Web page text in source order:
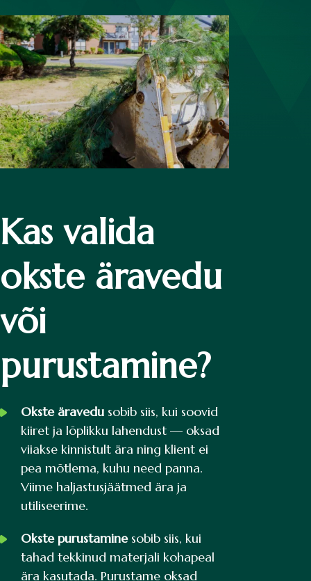
Kas valida
okste äravedu
või
purustamine?
Okste äravedu sobib siis, kui soovid
kiiret ja lõplikku lahendust — oksad
viiakse kinnistult ära ning klient ei
pea mõtlema, kuhu need panna.
Viime haljastusjäätmed ära ja
utiliseerime.
Okste purustaminesobib siis, kui
tahad tekkinud materjali kohapeal
ära kasutada. Purustame oksad